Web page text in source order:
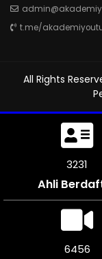
t.me/
All Rights
3621
Ahli
7242